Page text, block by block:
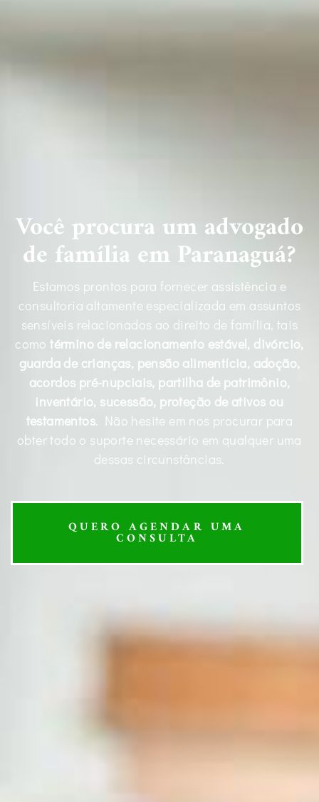
Você procura um advogado
de família em Paranaguá?
Estamos prontos para fornecer assistência e
consultoria altamente especializada em assuntos
sensíveis relacionados ao direito de família, tais
comotérmino de relacionamento estável, divórcio,
guarda de crianças, pensão alimentícia, adoção,
acordos pré-nupciais, partilha de patrimônio,
inventário, sucessão, proteção de ativos ou
testamentos. Não hesite em nos procurar para
obter todo o suporte necessário em qualquer uma
dessas circunstâncias.
QUERO AGENDAR UMA
CONSULTA